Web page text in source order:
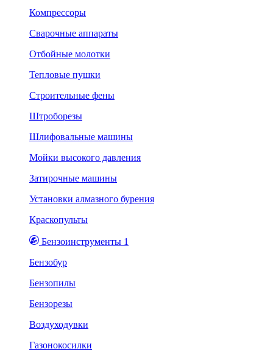
Компрессоры
Сварочные аппараты
Отбойные молотки
Тепловые пушки
Строительные фены
Штроборезы
Шлифовальные машины
Мойки высокого давления
Затирочные машины
Установки алмазного бурения
Краскопульты
Бензоинструменты 1
Бензобур
Бензопилы
Бензорезы
Воздуходувки
Газонокосилки